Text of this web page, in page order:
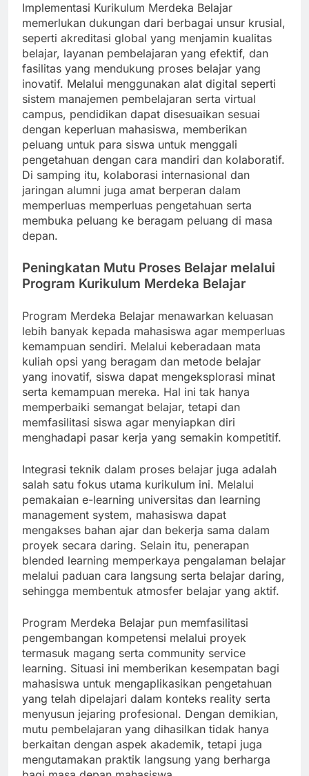
Implementasi Kurikulum Merdeka Belajar
memerlukan dukungan dari berbagai unsur krusial,
seperti akreditasi global yang menjamin kualitas
belajar, layanan pembelajaran yang efektif, dan
fasilitas yang mendukung proses belajar yang
inovatif. Melalui menggunakan alat digital seperti
sistem manajemen pembelajaran serta virtual
campus, pendidikan dapat disesuaikan sesuai
dengan keperluan mahasiswa, memberikan
peluang untuk para siswa untuk menggali
pengetahuan dengan cara mandiri dan kolaboratif.
Di samping itu, kolaborasi internasional dan
jaringan alumni juga amat berperan dalam
memperluas memperluas pengetahuan serta
membuka peluang ke beragam peluang di masa
depan.
Peningkatan Mutu Proses Belajar melalui
Program Kurikulum Merdeka Belajar
Program Merdeka Belajar menawarkan keluasan
lebih banyak kepada mahasiswa agar memperluas
kemampuan sendiri. Melalui keberadaan mata
kuliah opsi yang beragam dan metode belajar
yang inovatif, siswa dapat mengeksplorasi minat
serta kemampuan mereka. Hal ini tak hanya
memperbaiki semangat belajar, tetapi dan
memfasilitasi siswa agar menyiapkan diri
menghadapi pasar kerja yang semakin kompetitif.
Integrasi teknik dalam proses belajar juga adalah
salah satu fokus utama kurikulum ini. Melalui
pemakaian e-learning universitas dan learning
management system, mahasiswa dapat
mengakses bahan ajar dan bekerja sama dalam
proyek secara daring. Selain itu, penerapan
blended learning memperkaya pengalaman belajar
melalui paduan cara langsung serta belajar daring,
sehingga membentuk atmosfer belajar yang aktif.
Program Merdeka Belajar pun memfasilitasi
pengembangan kompetensi melalui proyek
termasuk magang serta community service
learning. Situasi ini memberikan kesempatan bagi
mahasiswa untuk mengaplikasikan pengetahuan
yang telah dipelajari dalam konteks reality serta
menyusun jejaring profesional. Dengan demikian,
mutu pembelajaran yang dihasilkan tidak hanya
berkaitan dengan aspek akademik, tetapi juga
mengutamakan praktik langsung yang berharga